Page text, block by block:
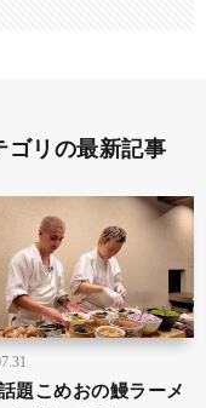
ゴリの最新記事
題こめおの鰻ラーメ